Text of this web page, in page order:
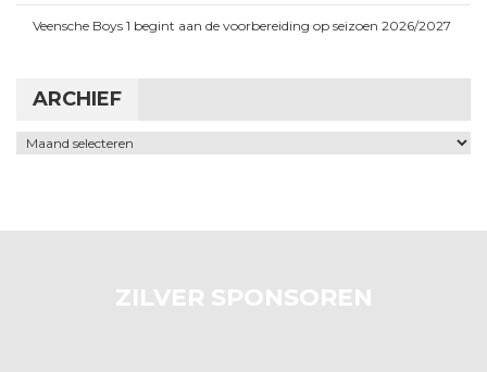
Veensche Boys 1 begint aan de voorbereiding op seizoen 2026/2027
ARCHIEF
Archief
ZILVER SPONSOREN